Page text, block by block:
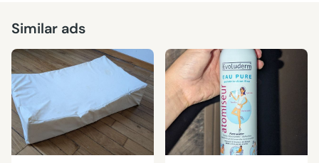
Similar ads